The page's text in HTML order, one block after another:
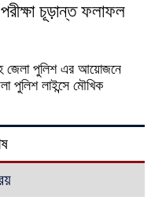
চূড়ান্ত ফলাফল
জেলা পুলিশ এর আয়োজনে
পুলিশ লাইন্সে মৌখিক